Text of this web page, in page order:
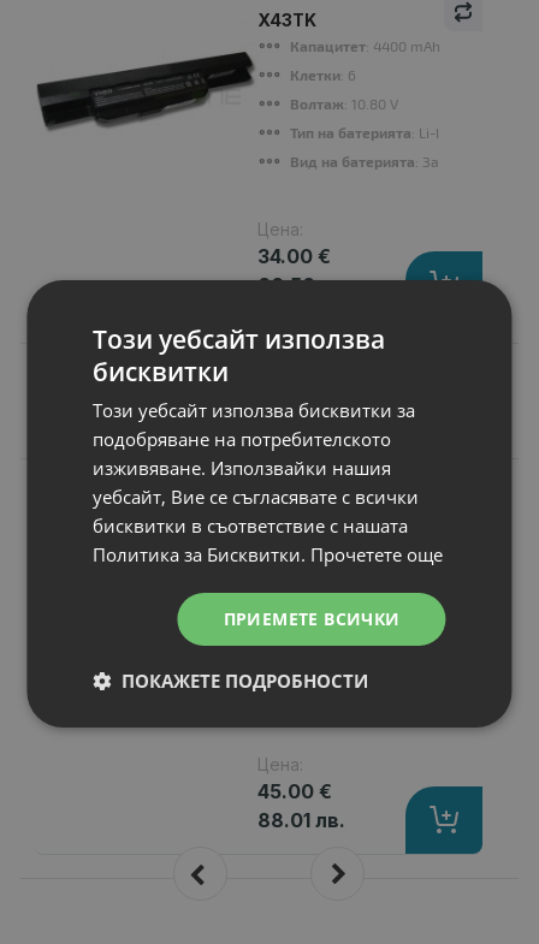
X43TK
Капацитет: 4400 mAh
Клетки: 6
Волтаж: 10.80 V
Тип на батерията: Li-Ion
Вид на батерията: Заместител
Цена:
34.00 €
66.50 лв.
Подобни продукти
N
Батерия за лаптоп
Acer Aspire 5739
Капацитет: 8800 mAh
Волтаж: 11.10 V
: Li-Ion
Цена:
45.00 €
88.01 лв.
Този уебсайт използва
бисквитки
Този уебсайт използва бисквитки за
подобряване на потребителското
изживяване. Използвайки нашия
уебсайт, Вие се съгласявате с всички
бисквитки в съответствие с нашата
Политика за Бисквитки. Прочетете още
ПРИЕМЕТЕ ВСИЧКИ
ПОКАЖЕТЕ ПОДРОБНОСТИ